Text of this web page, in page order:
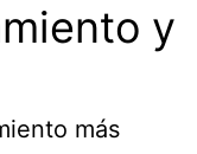
y
más